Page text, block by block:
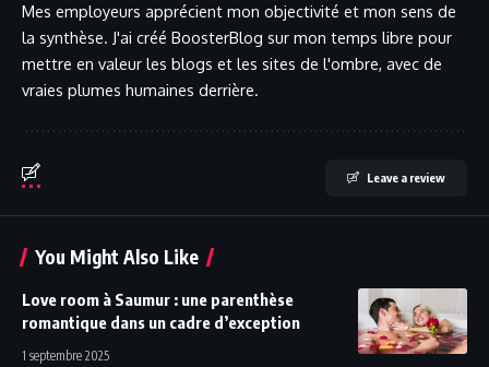
Mes employeurs apprécient mon objectivité et mon sens de
la synthèse. J'ai créé BoosterBlog sur mon temps libre pour
mettre en valeur les blogs et les sites de l'ombre, avec de
vraies plumes humaines derrière.
Leave a review
You Might Also Like
Love room à Saumur : une parenthèse
romantique dans un cadre d’exception
1 septembre 2025